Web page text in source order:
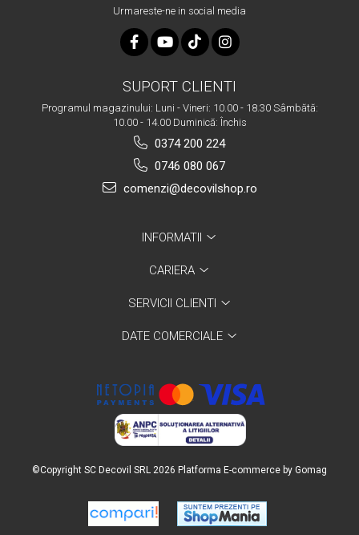
Urmareste-ne in social media
SUPORT CLIENTI
Programul magazinului: Luni - Vineri: 10.00 - 18.30 Sâmbătă:
10.00 - 14.00 Duminică: Închis
0374 200 224
0746 080 067
comenzi@decovilshop.ro
INFORMATII
CARIERA
SERVICII CLIENTI
DATE COMERCIALE
©Copyright SC Decovil SRL 2026 Platforma E-commerce by Gomag